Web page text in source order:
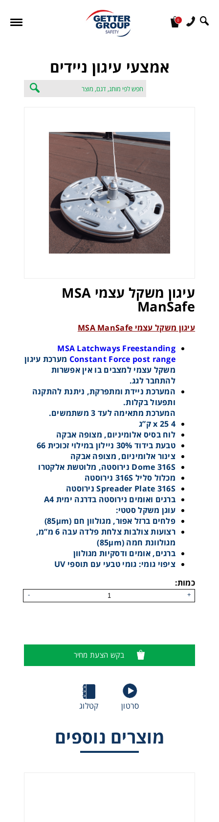
0
אמצעי עיגון ניידים
עיגון משקל עצמי MSA
ManSafe
עיגון משקל עצמי MSA ManSafe
MSA Latchways Freestanding
Constant Force post range מערכת עיגון
משקל עצמי למצבים בו אין אפשרות
להתחבר לגג.
המערכת ניידת ומתפרקת, ניתנת להתקנה
ותפעול בקלות.
המערכת מתאימה לעד 3 משתמשים.
4 x 25 ק”ג
לוח בסיס אלומיניום, מצופה אבקה
טבעת בידוד 30% ניילון במילוי זכוכית 66
צינור אלומיניום, מצופה אבקה
Dome 316S נירוסטה, מלוטשת אלקטרו
מכלול סליל 316S נירוסטה
Spreader Plate 316S נירוסטה
ברגים ואומים נירוסטה בדרגה ימית A4
עוגן משקל סטטי:
פלחים ברזל אפור, מגולוון חם (85μm)
רצועות צולבות צלחת פלדה עבה 6 מ”מ,
מגולוונת חמה (85μm)
ברגים, אומים ודסקיות מגולוון
ציפוי גומי: גומי טבעי עם תוספי UV
כמות:
+
-
בקש הצעת מחיר
סרטון קטלוג
מוצרים נוספים
Wingrip